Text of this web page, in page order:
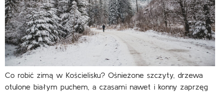
Co robić zimą w Kościelisku?​ Ośnieżone szczyty, drzewa
otulone białym puchem, a czasami nawet i konny zaprzęg